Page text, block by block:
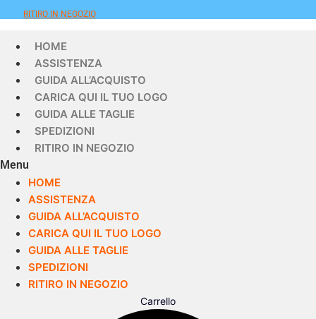
RITIRO IN NEGOZIO
HOME
ASSISTENZA
GUIDA ALL’ACQUISTO
CARICA QUI IL TUO LOGO
GUIDA ALLE TAGLIE
SPEDIZIONI
RITIRO IN NEGOZIO
Menu
HOME
ASSISTENZA
GUIDA ALL’ACQUISTO
CARICA QUI IL TUO LOGO
GUIDA ALLE TAGLIE
SPEDIZIONI
RITIRO IN NEGOZIO
Carrello